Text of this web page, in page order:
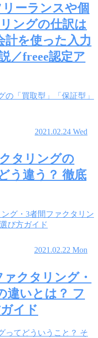
ーランスや個
ングの仕訳は
計を使った入力
／freee認定ア
2021.02.24 Wed
タリングの
う違う？ 徹底
2021.02.22 Mon
ァクタリング・
違いとは？ フ
イド